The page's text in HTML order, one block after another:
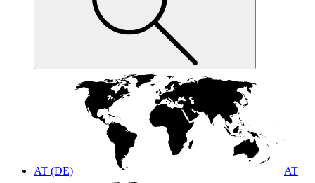
AT (DE) AT